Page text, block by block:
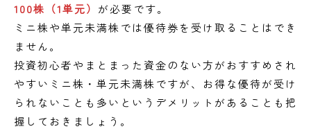
100株（1単元） が必要です。
ミニ株や単元未満株では優待券を受け取ることはでき
ません。
投資初心者やまとまった資金のない方がおすすめされ
やすいミニ株・単元未満株ですが、お得な優待が受け
られないことも多いというデメリットがあることも把
握しておきましょう。